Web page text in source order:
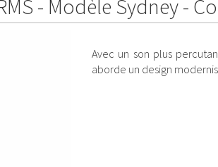
- Modèle Sydney -
Avec un son plus
aborde un design